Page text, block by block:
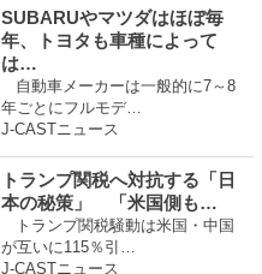
SUBARUやマツダはほぼ毎
年、トヨタも車種によって
は…
自動車メーカーは一般的に7～8
年ごとにフルモデ…
J-CASTニュース
トランプ関税へ対抗する「日
本の秘策」 「米国側も…
トランプ関税騒動は米国・中国
が互いに115％引…
J-CASTニュース